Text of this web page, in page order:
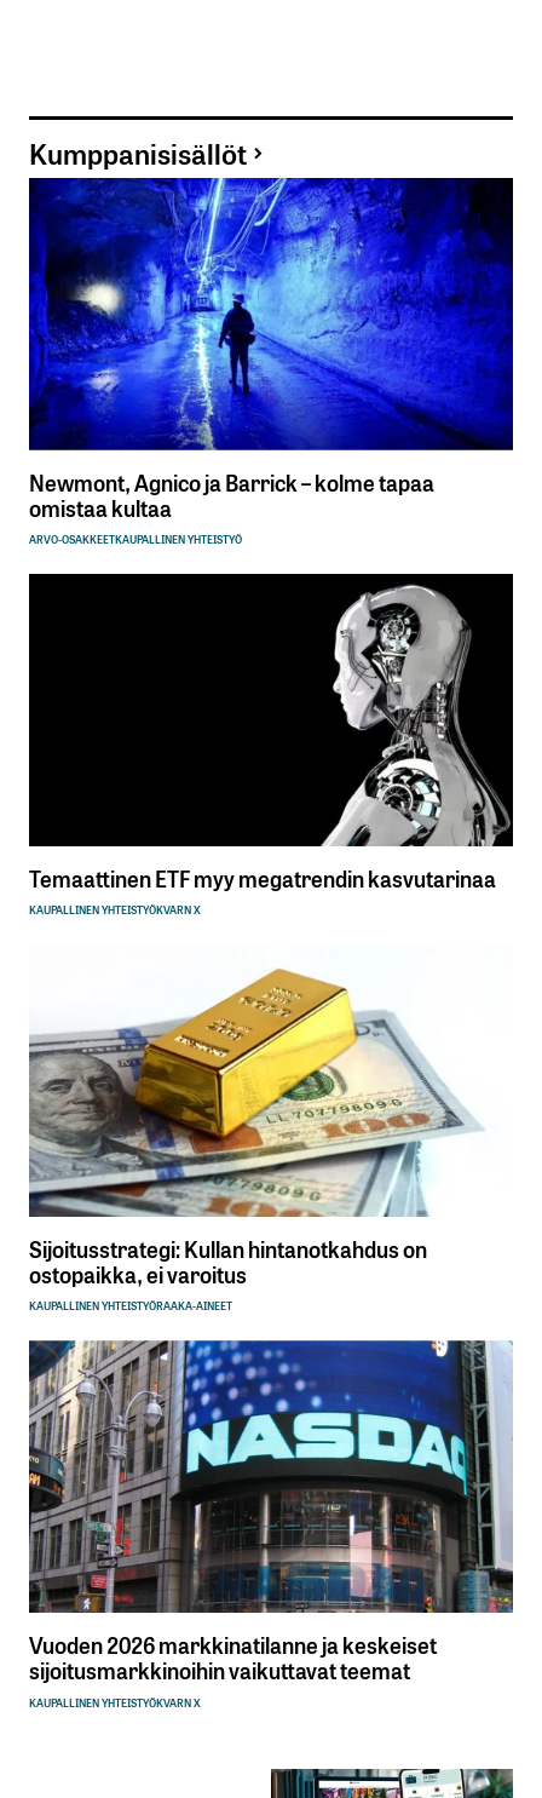
Kumppanisisällöt
Newmont, Agnico ja Barrick – kolme tapaa
omistaa kultaa
ARVO-OSAKKEETKAUPALLINEN YHTEISTYÖ
Temaattinen ETF myy megatrendin kasvutarinaa
KAUPALLINEN YHTEISTYÖKVARN X
Sijoitusstrategi: Kullan hintanotkahdus on
ostopaikka, ei varoitus
KAUPALLINEN YHTEISTYÖRAAKA-AINEET
Vuoden 2026 markkinatilanne ja keskeiset
sijoitusmarkkinoihin vaikuttavat teemat
KAUPALLINEN YHTEISTYÖKVARN X